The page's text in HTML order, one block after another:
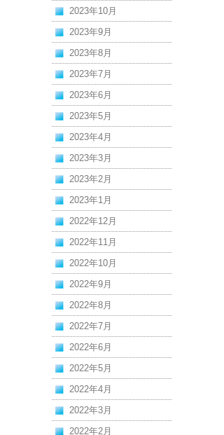
2023年10月
2023年9月
2023年8月
2023年7月
2023年6月
2023年5月
2023年4月
2023年3月
2023年2月
2023年1月
2022年12月
2022年11月
2022年10月
2022年9月
2022年8月
2022年7月
2022年6月
2022年5月
2022年4月
2022年3月
2022年2月